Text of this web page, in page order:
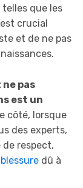
telles que les
crucial
et de ne pas
pas
est un
côté, lorsque
des experts,
respect,
blessure dû à